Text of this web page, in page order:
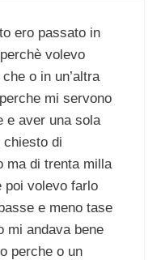
ero passato in
volevo
o in un’altra
mi servono
e aver una sola
chiesto di
ma di trenta milla
poi volevo farlo
e meno tase
mi andava bene
perche o un